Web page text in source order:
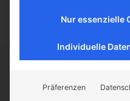
Externe Medien
werden standardmäßig
Nur essenzielle
Individuelle
Präferenzen